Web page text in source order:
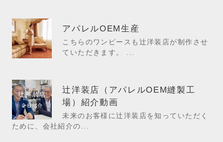
アパレルOEM生産
こちらのワンピースも辻洋装店が制作させ
ていただきます。 ...
辻洋装店（アパレルOEM縫製工
場）紹介動画
未来のお客様に辻洋装店を知っていただく
ために、会社紹介の...